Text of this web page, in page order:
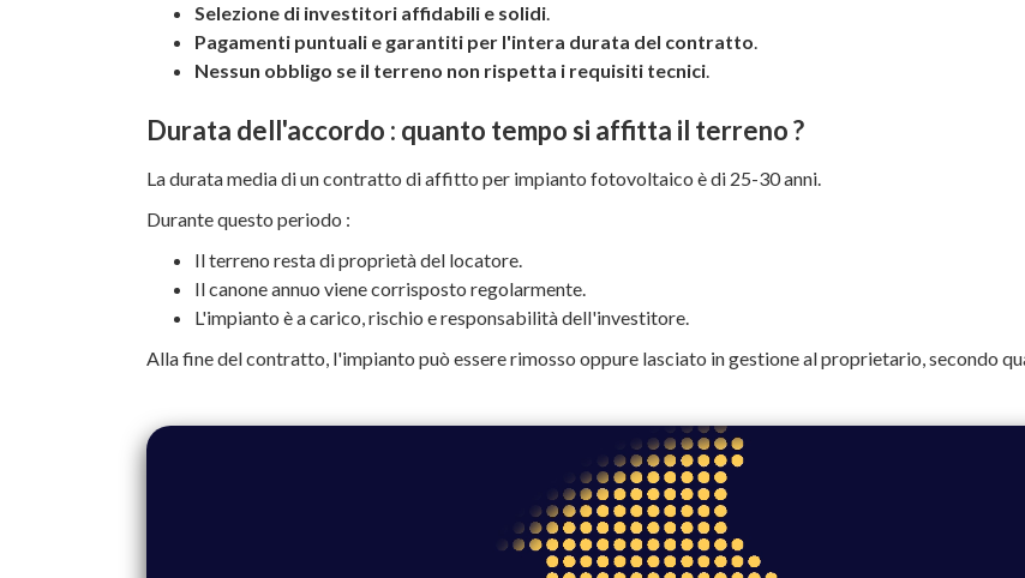
Selezione di investitori affidabili e solidi.
Pagamenti puntuali e garantiti per l'intera durata del contratto.
Nessun obbligo se il terreno non rispetta i requisiti tecnici.
Durata dell'accordo : quanto tempo si affitta il terreno ?
La durata media di un contratto di affitto per impianto fotovoltaico è di 25-30 anni.
Durante questo periodo :
Il terreno resta di proprietà del locatore.
Il canone annuo viene corrisposto regolarmente.
L'impianto è a carico, rischio e responsabilità dell'investitore.
Alla fine del contratto, l'impianto può essere rimosso oppure lasciato in gestione al proprietario, secondo